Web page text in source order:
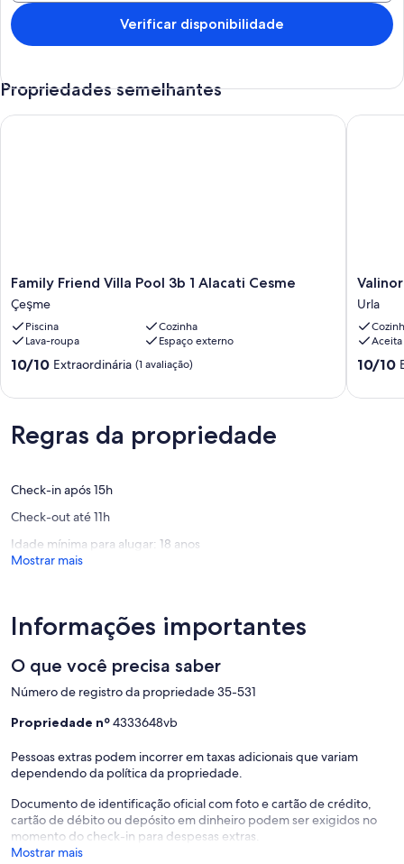
Verificar disponibilidade
Propriedades semelhantes
Family
Friend
Villa
Pool
3b
1
Cesme
Family Friend Villa Pool 3b 1 Alacati Cesme
Çeşme
Piscina
Cozinha
Lava-roupa
Espaço externo
10.0
10,
(1
avaliação)
10/10 Extraordinária (1 avaliação)
Family Friend Villa Pool 3b 1 Alacati Cesme
Valinor
Urla
4
1+1
Urla
Urla
10.0
10,
10/10
Valinor
Regras da propriedade
Check-in após 15h
Check-out até 11h
Idade mínima para alugar: 18 anos
Mostrar mais
Informações importantes
O que você precisa saber
Número de registro da propriedade 35-531
Propriedade nº4333648vb
Pessoas extras podem incorrer em taxas adicionais que variam
dependendo da política da propriedade.
Documento de identificação oficial com foto e cartão de crédito,
cartão de débito ou depósito em dinheiro podem ser exigidos no
momento do check-in para despesas extras.
Mostrar mais